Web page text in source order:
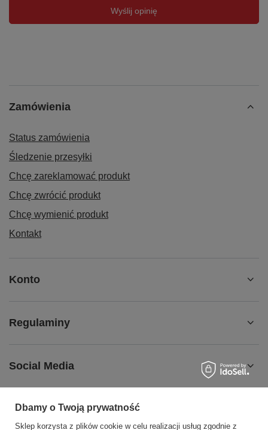
Wyślij opinię
Zamówienia
Status zamówienia
Śledzenie przesyłki
Chcę zareklamować produkt
Chcę zwrócić produkt
Chcę wymienić produkt
Kontakt
Konto
Regulaminy
Social Media
Dbamy o Twoją prywatność
Sklep korzysta z plików cookie w celu realizacji usług zgodnie z